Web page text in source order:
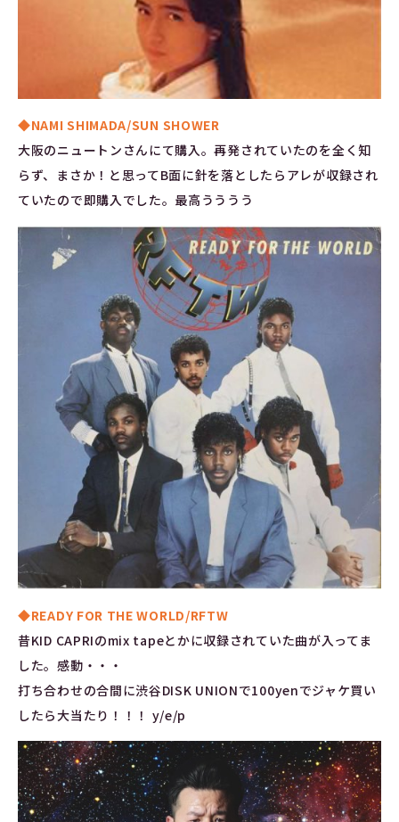
◆NAMI SHIMADA/SUN SHOWER
大阪のニュートンさんにて購入。再発されていたのを全く知
らず、まさか！と思ってB面に針を落としたらアレが収録され
ていたので即購入でした。最高うううう
◆READY FOR THE WORLD/RFTW
昔KID CAPRIのmix tapeとかに収録されていた曲が入ってま
した。感動・・・
打ち合わせの合間に渋谷DISK UNIONで100yenでジャケ買い
したら大当たり！！！ y/e/p